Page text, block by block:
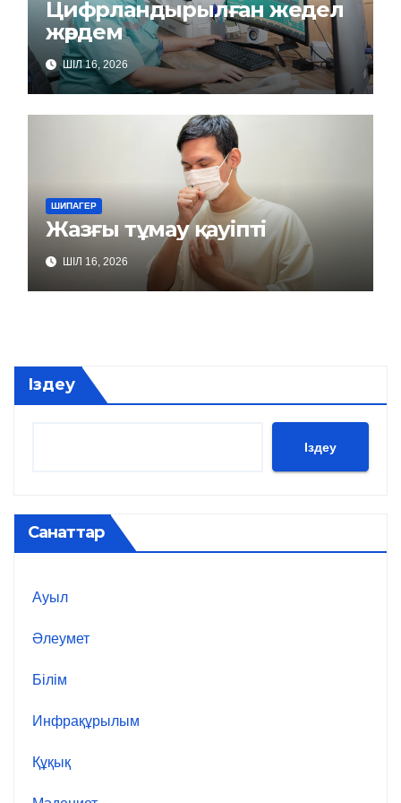
Цифрландырылған жедел
жәрдем
ШІЛ 16, 2026
ШИПАГЕР
Жазғы тұмау қауіпті
ШІЛ 16, 2026
Іздеу
Іздеу
Санаттар
Ауыл
Әлеумет
Білім
Инфрақұрылым
Құқық